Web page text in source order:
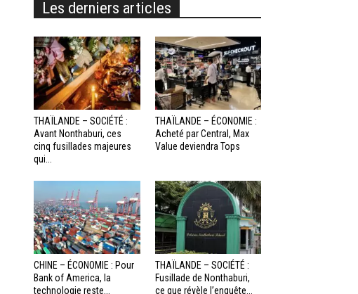
Les derniers articles
THAÏLANDE – SOCIÉTÉ :
Avant Nonthaburi, ces
cinq fusillades majeures
qui...
THAÏLANDE – ÉCONOMIE :
Acheté par Central, Max
Value deviendra Tops
CHINE – ÉCONOMIE : Pour
Bank of America, la
technologie reste...
THAÏLANDE – SOCIÉTÉ :
Fusillade de Nonthaburi,
ce que révèle l’enquête...